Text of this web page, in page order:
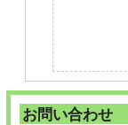
お問い合わせ